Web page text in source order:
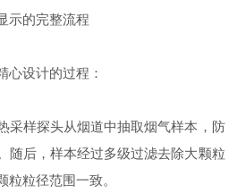
的完整流程
设计的过程：
样探头从烟道中抽取烟气样本，防
随后，样本经过多级过滤去除大颗粒
粒粒径范围一致。